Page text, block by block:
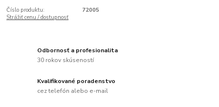
Číslo produktu:
72005
Strážiť cenu / dostupnosť
Odbornosť a profesionalita
30 rokov skúseností
Kvalifikované poradenstvo
cez telefón alebo e-mail